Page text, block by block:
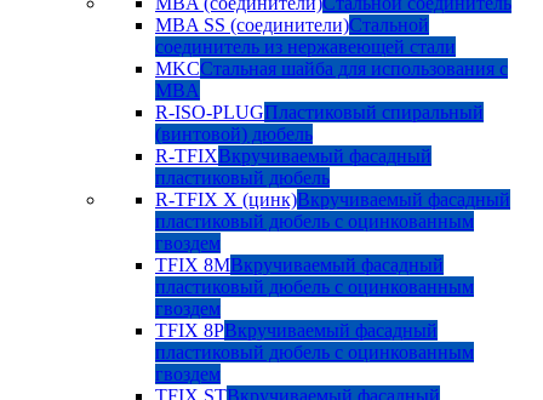
MBA SS (соединители)Стальной
соединитель из нержавеющей стали
MKCСтальная шайба для использования с
MBA
R-ISO-PLUGПластиковый спиральный
(винтовой) дюбель
R-TFIXВкручиваемый фасадный
пластиковый дюбель
R-TFIX X (цинк)Вкручиваемый фасадный
пластиковый дюбель с оцинкованным
гвоздем
TFIX 8MВкручиваемый фасадный
пластиковый дюбель с оцинкованным
гвоздем
TFIX 8PВкручиваемый фасадный
пластиковый дюбель с оцинкованным
гвоздем
TFIX STВкручиваемый фасадный